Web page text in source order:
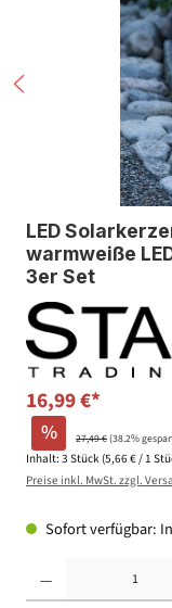
LED
warmweiße
3er Set
16,99 €*
% 27,49 €(38.2%
Inhalt: 3 Stück (5,66 € / 1
Preise inkl. MwSt. zzgl.
Sofort verfügbar: